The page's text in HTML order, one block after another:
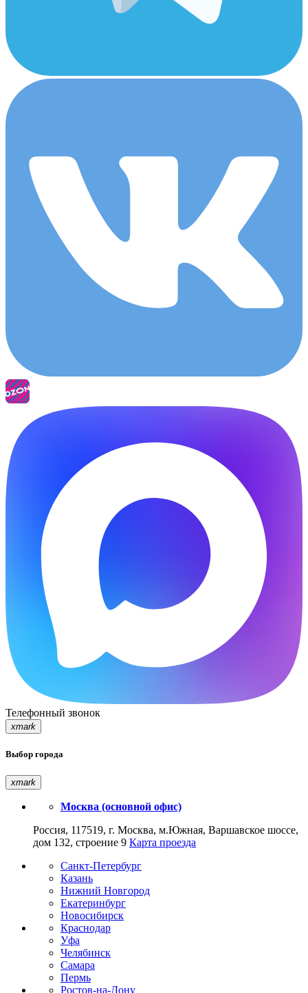
Телефонный звонок
xmark
Выбор города
xmark
Москва (основной офис)
Россия, 117519, г. Москва, м.Южная, Варшавское шоссе,
дом 132, строение 9 Карта проезда
Санкт-Петербург
Казань
Нижний Новгород
Екатеринбург
Новосибирск
Краснодар
Уфа
Челябинск
Самара
Пермь
Ростов-на-Дону